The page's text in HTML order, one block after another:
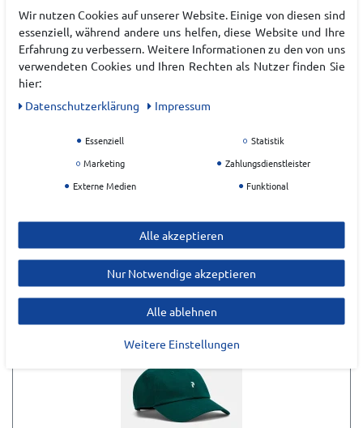
ZULETZT ANGESEHEN
Wir nutzen Cookies auf unserer Website. Einige von diesen sind
essenziell, während andere uns helfen, diese Website und Ihre
Erfahrung zu verbessern. Weitere Informationen zu den von uns
verwendeten Cookies und Ihren Rechten als Nutzer finden Sie
hier:
Daten­schutz­erklärung
Impressum
Essenziell
Statistik
Marketing
Zahlungsdienstleister
Externe Medien
Funktional
Alle akzeptieren
Nur Notwendige akzeptieren
Alle ablehnen
Weitere Einstellungen